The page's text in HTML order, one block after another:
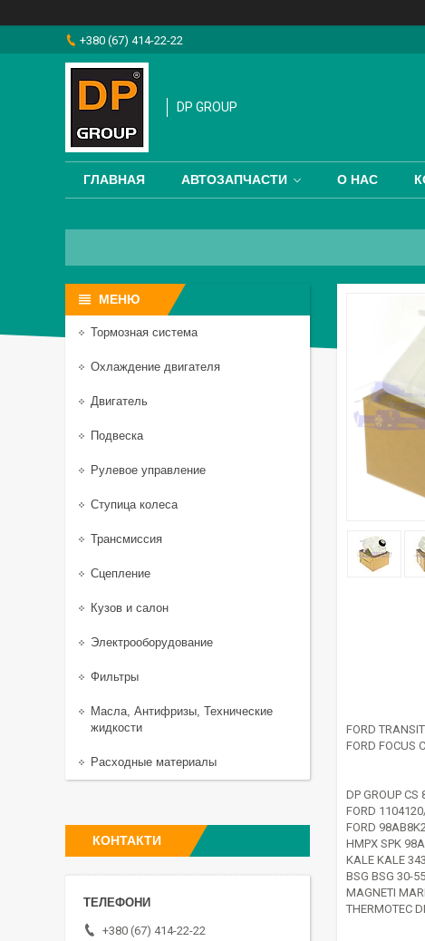
+380 (67) 414-22-22
DP GROUP
ГЛАВНАЯ АВТОЗАПЧАСТИ О НАС
FORD
FORD FOCUS
DP GROUP CS
FORD
FORD
HMPX SPK
KALE KALE
BSG BSG 30-
MAGNETI
THERMOTEC
Тормозная система
Охлаждение двигателя
Двигатель
Подвеска
Рулевое управление
Ступица колеса
Трансмиссия
Сцепление
Кузов и салон
Электрооборудование
Фильтры
Масла, Антифризы, Технические
жидкости
Расходные материалы
КОНТАКТИ
+380 (67) 414-22-22